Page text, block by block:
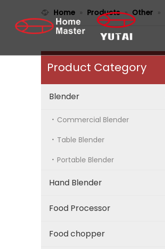
Home » Products » Other »
Product Category
Blender
Commercial Blender
Table Blender
Portable Blender
Hand Blender
Food Processor
Food chopper